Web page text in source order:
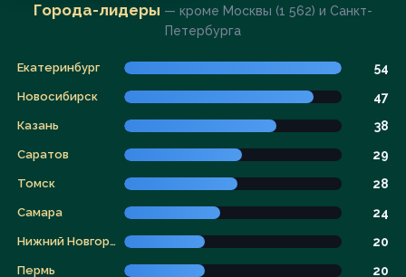
Города-лидеры — кроме Москвы (1 562) и Санкт-
Петербурга
Екатеринбург 54
Новосибирск 47
Казань 38
Саратов 29
Томск 28
Самара 24
Нижний Новгород 20
Пермь 20